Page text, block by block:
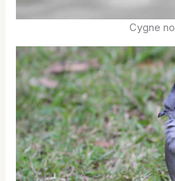
Cygne